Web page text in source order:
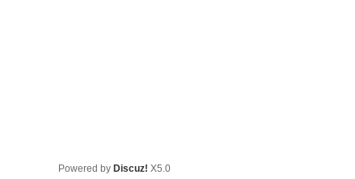
Powered by Discuz! X5.0